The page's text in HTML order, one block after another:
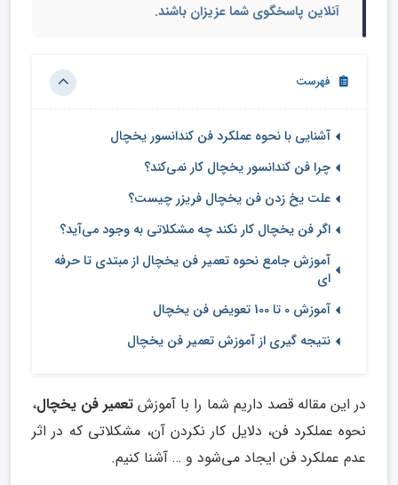
آنلاین پاسخگوی شما عزیزان باشند.
فهرست
آشنایی با نحوه عملکرد فن کندانسور یخچال
چرا فن کندانسور یخچال کار نمی‌کند؟
علت یخ زدن فن یخچال فریزر چیست؟
اگر فن یخچال کار نکند چه مشکلاتی به وجود می‌آید؟
آموزش جامع نحوه تعمیر فن یخچال از مبتدی تا حرفه
ای
آموزش 0 تا 100 تعویض فن یخچال
نتیجه گیری از آموزش تعمیر فن یخچال
در این مقاله قصد داریم شما را با آموزشتعمیر فن یخچال،
نحوه عملکرد فن، دلایل کار نکردن آن، مشکلاتی که در اثر
عدم عملکرد فن ایجاد می‌شود و … آشنا کنیم.